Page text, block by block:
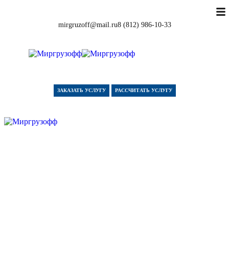
8 (812) 986-10-33
mirgruzoff@mail.ru
ЗАКАЗАТЬ УСЛУГУ РАССЧИТАТЬ УСЛУГУ